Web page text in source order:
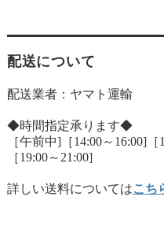
配送について
配送業者：ヤマト運輸
◆時間指定承ります◆
［午前中]［14:00～16:00]
［19:00～21:00]
詳しい送料についてはこち